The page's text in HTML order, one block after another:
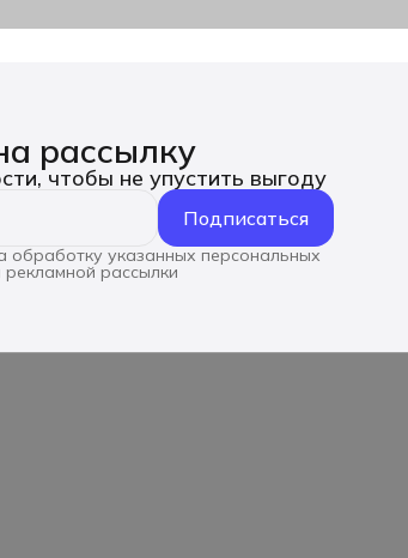
рассылку
чтобы не упустить выгоду
Подписаться
обработку указанных персональных
рассылки